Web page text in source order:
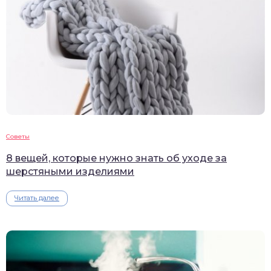
Советы
8 вещей, которые нужно знать об уходе за
шерстяными изделиями
Читать далее